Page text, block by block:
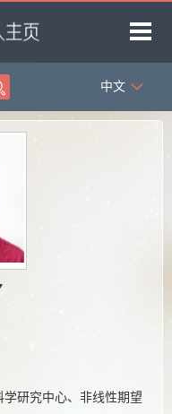
首页
中文
研究中心、非线性期望